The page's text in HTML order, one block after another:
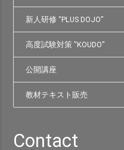
新人研修 “PLUS DOJO”
高度試験対策 "KOUDO"
公開講座
教材テキスト販売
Contact